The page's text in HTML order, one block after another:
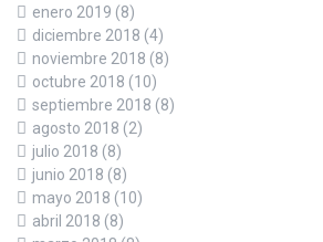
enero 2019 (8)
diciembre 2018 (4)
noviembre 2018 (8)
octubre 2018 (10)
septiembre 2018 (8)
agosto 2018 (2)
julio 2018 (8)
junio 2018 (8)
mayo 2018 (10)
abril 2018 (8)